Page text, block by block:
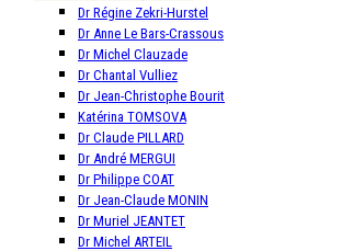
Dr Régine Zekri-Hurstel
Dr Anne Le Bars-Crassous
Dr Michel Clauzade
Dr Chantal Vulliez
Dr Jean-Christophe Bourit
Katérina TOMSOVA
Dr Claude PILLARD
Dr André MERGUI
Dr Philippe COAT
Dr Jean-Claude MONIN
Dr Muriel JEANTET
Dr Michel ARTEIL